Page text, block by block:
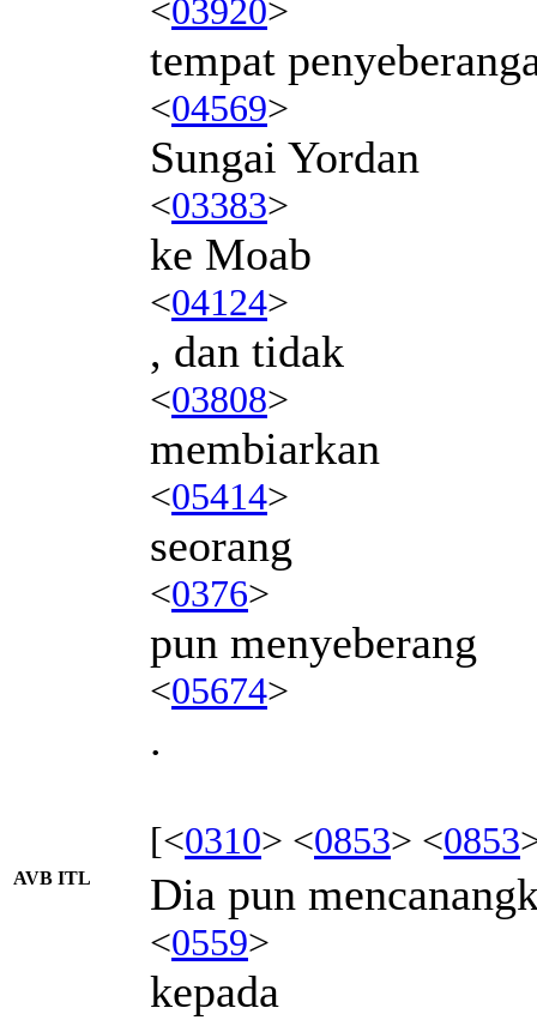
<03920>
tempat
<04569>
Sungai Yordan
<03383>
ke Moab
<04124>
, dan tidak
<03808>
membiarkan
<05414>
seorang
<0376>
pun menyeberang
<05674>
.
[<0310> <0853> <0853
AVB ITL Dia pun
<0559>
kepada